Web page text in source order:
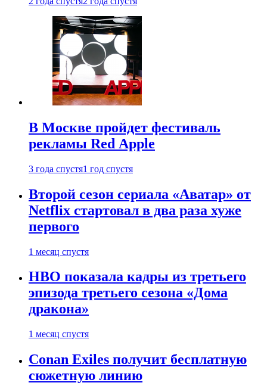
В Москве пройдет фестиваль
рекламы Red Apple
3 года спустя1 год спустя
Второй сезон сериала «Аватар» от
Netflix стартовал в два раза хуже
первого
1 месяц спустя
HBO показала кадры из третьего
эпизода третьего сезона «Дома
дракона»
1 месяц спустя
Conan Exiles получит бесплатную
сюжетную линию